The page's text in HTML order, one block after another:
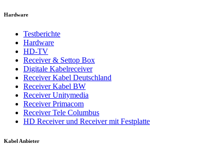
Hardware
Testberichte
Hardware
HD-TV
Receiver & Settop Box
Digitale Kabelreceiver
Receiver Kabel Deutschland
Receiver Kabel BW
Receiver Unitymedia
Receiver Primacom
Receiver Tele Columbus
HD Receiver und Receiver mit Festplatte
Kabel Anbieter